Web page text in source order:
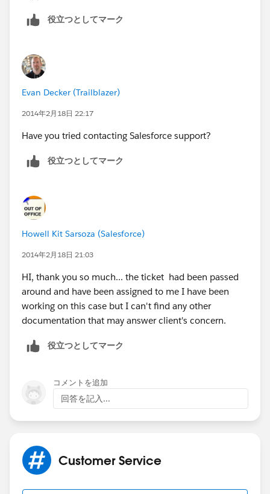
役立つとしてマーク
Evan Decker (Trailblazer)
2014年2月18日 22:17
Have you tried contacting Salesforce support?
役立つとしてマーク
Howell Kit Sarsoza (Salesforce)
2014年2月18日 21:03
HI, thank you so much... the ticket had been passed
around and have been assigned to me I have been
working on this case but I can't find any other
documentation that may answer client's concern.
役立つとしてマーク
コメントを追加
回答を記入...
Customer Service